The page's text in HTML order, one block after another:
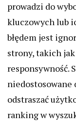
prowadzi do
kluczowych lub
błędem jest
strony, takich jak
responsywność.
niedostosowane
odstraszać
ranking w